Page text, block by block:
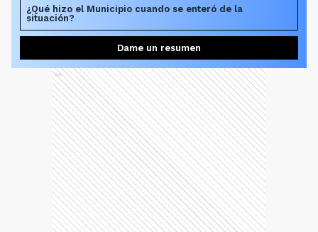
¿Qué hizo el Municipio cuando se enteró de la
situación?
Dame un resumen
Ads